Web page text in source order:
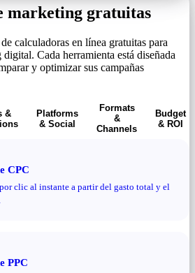
marketing gratuitas
calculadoras en línea gratuitas para
Cada herramienta está diseñada
y optimizar sus campañas
&
Platforms
& Social
Formats
&
Channels
Budget
& ROI
CPC
clic al instante a partir del gasto total y el
PPC